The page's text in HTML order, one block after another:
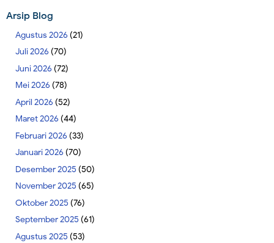
Arsip Blog
Agustus 2026 (21)
Juli 2026 (70)
Juni 2026 (72)
Mei 2026 (78)
April 2026 (52)
Maret 2026 (44)
Februari 2026 (33)
Januari 2026 (70)
Desember 2025 (50)
November 2025 (65)
Oktober 2025 (76)
September 2025 (61)
Agustus 2025 (53)